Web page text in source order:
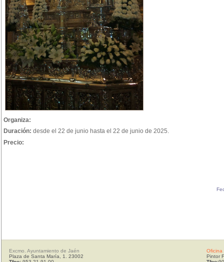
Organiza:
Duración: desde el 22 de junio hasta el 22 de junio de 2025.
Precio:
Excmo. Ayuntamiento de Jaén
Plaza de Santa María, 1. 23002
Oficina
Pintor